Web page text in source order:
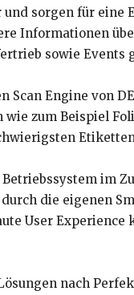
sorgen für eine
Informationen
sowie Events
Engine von
zum Beispiel
im
die eigenen
User
nach